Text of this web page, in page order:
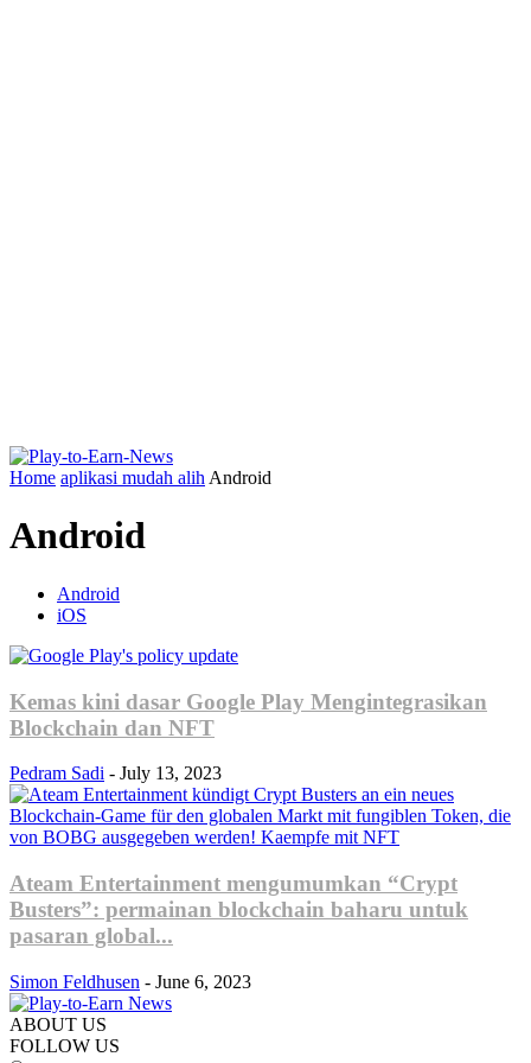
Home aplikasi mudah alih Android
Android
Android
iOS
Kemas kini dasar Google Play Mengintegrasikan
Blockchain dan NFT
Pedram Sadi - July 13, 2023
Ateam Entertainment mengumumkan “Crypt
Busters”: permainan blockchain baharu untuk
pasaran global...
Simon Feldhusen - June 6, 2023
ABOUT US
FOLLOW US